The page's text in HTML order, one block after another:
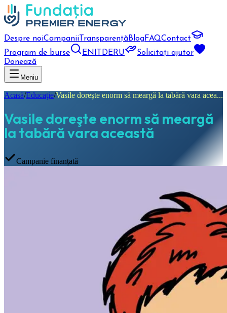
Despre noiCampanii TransparențăBlogFAQContact
Program de burse
EN DERU
Solicitați ajutor
Donează
Meniu
Acasă/Educație/Vasile doreşte enorm să meargă la tabără vara acea...
Vasile doreşte enorm să meargă
la tabără vara această
Campanie finanțată